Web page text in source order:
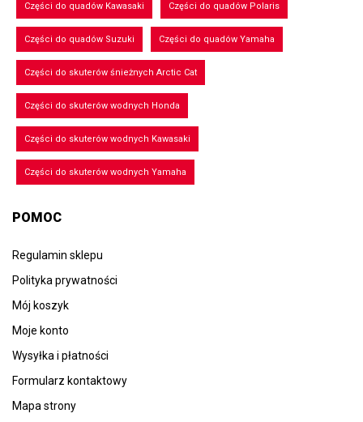
Części do quadów Kawasaki Części do quadów Polaris
Części do quadów Suzuki Części do quadów Yamaha
Części do skuterów śnieżnych Arctic Cat
Części do skuterów wodnych Honda
Części do skuterów wodnych Kawasaki
Części do skuterów wodnych Yamaha
POMOC
Regulamin sklepu
Polityka prywatności
Mój koszyk
Moje konto
Wysyłka i płatności
Formularz kontaktowy
Mapa strony